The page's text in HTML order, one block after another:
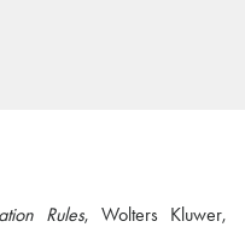
Rules, Wolters Kluwer,